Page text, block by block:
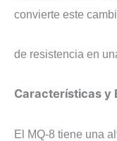
convierte este
de resistencia en
​Características y
​El MQ-8 tiene una